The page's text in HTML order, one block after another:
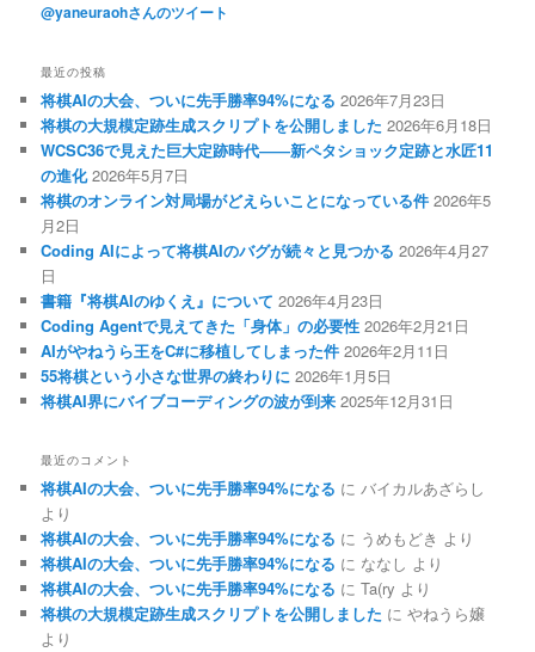
@yaneuraohさんのツイート
最近の投稿
将棋AIの大会、ついに先手勝率94%になる 2026年7月23日
将棋の大規模定跡生成スクリプトを公開しました 2026年6月18日
WCSC36で見えた巨大定跡時代――新ペタショック定跡と水匠11
の進化 2026年5月7日
将棋のオンライン対局場がどえらいことになっている件 2026年5
月2日
Coding AIによって将棋AIのバグが続々と見つかる 2026年4月27
日
書籍『将棋AIのゆくえ』について 2026年4月23日
Coding Agentで見えてきた「身体」の必要性 2026年2月21日
AIがやねうら王をC#に移植してしまった件 2026年2月11日
55将棋という小さな世界の終わりに 2026年1月5日
将棋AI界にバイブコーディングの波が到来 2025年12月31日
最近のコメント
将棋AIの大会、ついに先手勝率94%になる にバイカルあざらし
より
将棋AIの大会、ついに先手勝率94%になる に うめもどき より
将棋AIの大会、ついに先手勝率94%になる に ななし より
将棋AIの大会、ついに先手勝率94%になる にTa(ry より
将棋の大規模定跡生成スクリプトを公開しました にやねうら嬢
より